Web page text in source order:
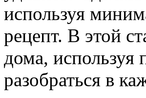
используя
рецепт. В этой
дома, используя
разобраться в